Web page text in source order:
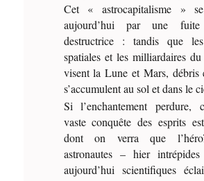
Cet « astrocapitalisme » se
aujourd’hui par une
destructrice : tandis que les
spatiales et les milliardaires
visent la Lune et Mars, débris
s’accumulent au sol et dans le
Si l’enchantement perdure,
vaste conquête des esprits
dont on verra que
astronautes – hier intrépides
aujourd’hui scientifiques